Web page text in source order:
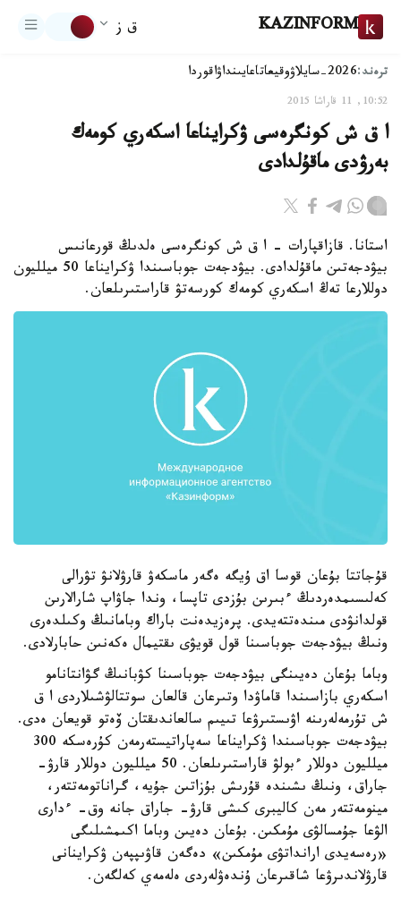
KAZINFORM ق ز
ترەند:2026-سايلاۋ وقيعاتاعايىنداۋاقوردا
10:52, 11 قاراشا 2015
ا ق ش كونگرەسى ۋكرايناعا اسكەري كومەك
بەرۋدى ماقۇلدادى
استانا. قازاقپارات - ا ق ش كونگرەسى ەلدىڭ قورعانىس
بيۋدجەتىن ماقۇلدادى. بيۋدجەت جوباسىندا ۋكرايناعا 50 ميلليون
دوللارعا تەڭ اسكەري كومەك كورسەتۋ قاراستىرىلعان.
قۇجاتتا بۇعان قوسا اق ۇيگە ەگەر ماسكەۋ قارۋلانۋ تۋرالى
كەلىسىمدەردىڭ ءبىرىن بۇزدى تاپسا، وندا جاۋاپ شارالارىن
قولدانۋدى مىندەتتەيدى. پرەزيدەنت باراك وبامانىڭ وكىلدەرى
ونىڭ بيۋدجەت جوباسىنا قول قويۋى ىقتيمال ەكەنىن حابارلادى.
وباما بۇعان دەيىنگى بيۋدجەت جوباسىنا كۋبانىڭ گۋانتانامو
اسكەري بازاسىندا قاماۋدا وتىرعان قالعان سوتتالۋشىلاردى ا ق
ش تۇرمەلەرىنە اۋىستىرۋعا تىيىم سالعاندىقتان ۆەتو قويعان ەدى.
بيۋدجەت جوباسىندا ۋكرايناعا سەپاراتيستەرمەن كۇرەسكە 300
ميلليون دوللار ءبولۋ قاراستىرىلعان. 50 ميلليون دوللار قارۋ-
جاراق، ونىڭ ىشىندە قۇرىش بۇزاتىن جۇيە، گراناتومەتتەر،
مينومەتتەر مەن كاليبرى كىشى قارۋ- جاراق جانە وق- ءدارى
الۋعا جۇمسالۋى مۇمكىن. بۇعان دەيىن وباما اكىمشىلىگى
«رەسەيدى ارانداتۋى مۇمكىن» دەگەن قاۋىپپەن ۋكراينانى
قارۋلاندىرۋعا شاقىرعان ۇندەۋلەردى ەلەمەي كەلگەن.